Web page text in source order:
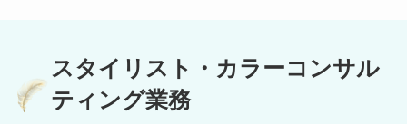
スタイリスト・カラーコンサル
ティング業務